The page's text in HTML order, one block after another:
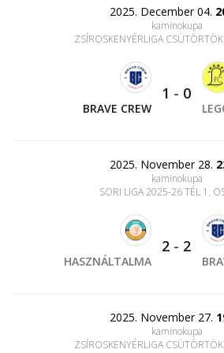
2025. December 04.
kaminokupa
ZSÍROSKENYÉRLIGA
BRAVE CREW
1 - 0
2025. November 28.
kaminokupa
SORI LIGA 2025-26 TÉL 1.
HASZNÁLTALMA
2 - 2
2025. November 27.
kaminokupa
ZSÍROSKENYÉRLIGA